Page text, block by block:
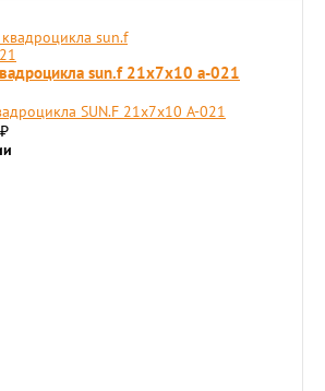
sun.f 21х7х10 а-021
SUN.F 21х7х10 А-021
₽